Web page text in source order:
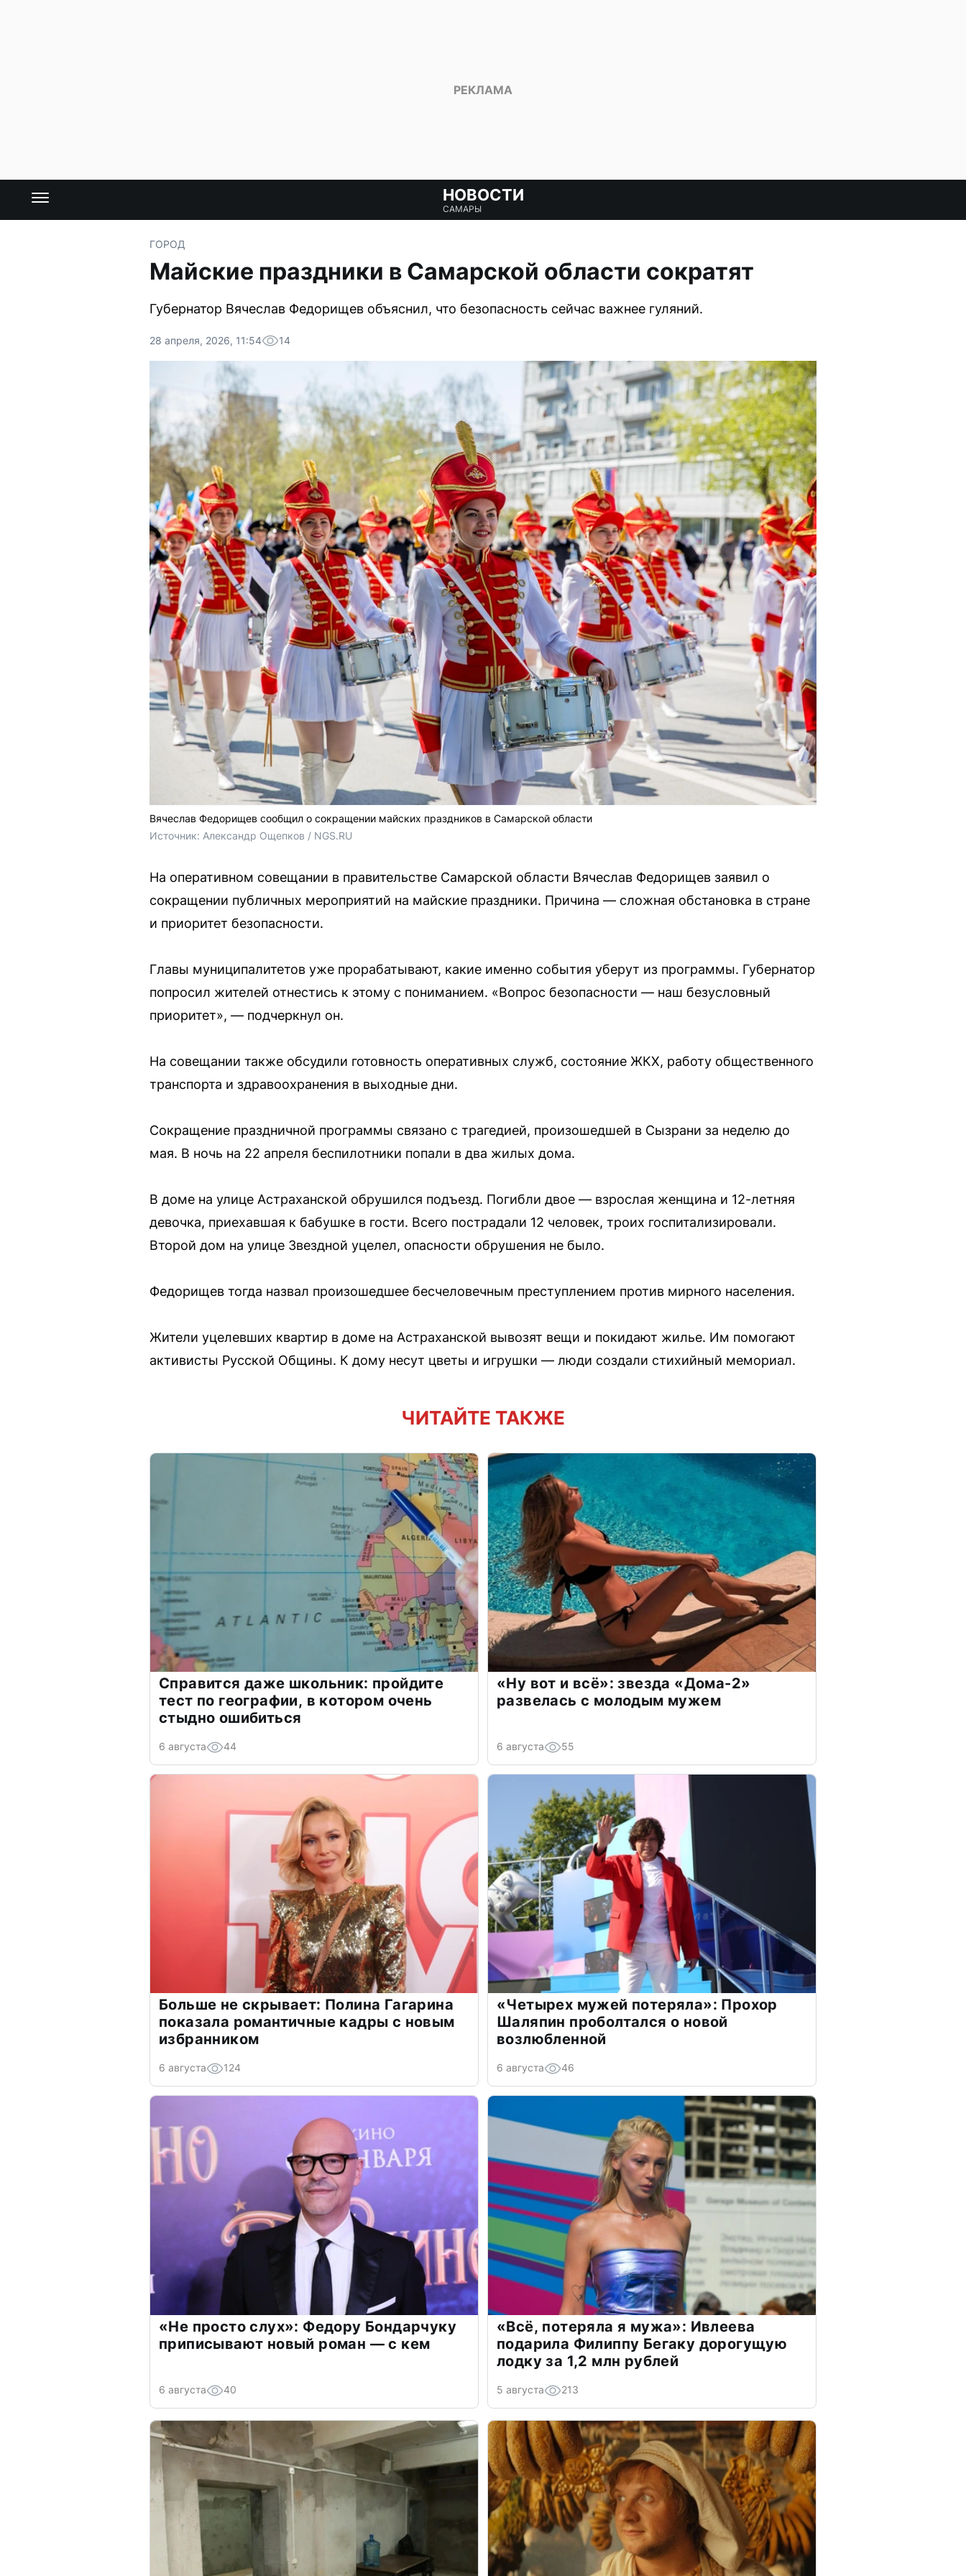
НОВОСТИ
САМАРЫ
ГОРОД
Майские праздники в Самарской области сократят
Губернатор Вячеслав Федорищев объяснил, что безопасность сейчас важнее гуляний.
28 апреля, 2026, 11:54 14
Вячеслав Федорищев сообщил о сокращении майских праздников в Самарской области
Источник: Александр Ощепков / NGS.RU
На оперативном совещании в правительстве Самарской области Вячеслав Федорищев заявил о
сокращении публичных мероприятий на майские праздники. Причина — сложная обстановка в стране
и приоритет безопасности.
Главы муниципалитетов уже прорабатывают, какие именно события уберут из программы. Губернатор
попросил жителей отнестись к этому с пониманием. «Вопрос безопасности — наш безусловный
приоритет», — подчеркнул он.
На совещании также обсудили готовность оперативных служб, состояние ЖКХ, работу общественного
транспорта и здравоохранения в выходные дни.
Сокращение праздничной программы связано с трагедией, произошедшей в Сызрани за неделю до
мая. В ночь на 22 апреля беспилотники попали в два жилых дома.
В доме на улице Астраханской обрушился подъезд. Погибли двое — взрослая женщина и 12-летняя
девочка, приехавшая к бабушке в гости. Всего пострадали 12 человек, троих госпитализировали.
Второй дом на улице Звездной уцелел, опасности обрушения не было.
Федорищев тогда назвал произошедшее бесчеловечным преступлением против мирного населения.
Жители уцелевших квартир в доме на Астраханской вывозят вещи и покидают жилье. Им помогают
активисты Русской Общины. К дому несут цветы и игрушки — люди создали стихийный мемориал.
ЧИТАЙТЕ ТАКЖЕ
Справится даже школьник: пройдите
тест по географии, в котором очень
стыдно ошибиться
6 августа 44
«Ну вот и всё»: звезда «Дома-2»
развелась с молодым мужем
6 августа 55
Больше не скрывает: Полина Гагарина
показала романтичные кадры с новым
избранником
6 августа 124
«Четырех мужей потеряла»: Прохор
Шаляпин проболтался о новой
возлюбленной
6 августа 46
«Не просто слух»: Федору Бондарчуку
приписывают новый роман — с кем
6 августа 40
«Всё, потеряла я мужа»: Ивлеева
подарила Филиппу Бегаку дорогущую
лодку за 1,2 млн рублей
5 августа 213